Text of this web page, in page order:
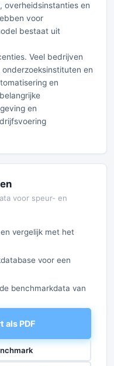
overheidsinstanties en
voor
bestaat uit
Veel bedrijven
en
en
en
voor speur- en
vergelijk met het
voor een
benchmarkdata van
als PDF